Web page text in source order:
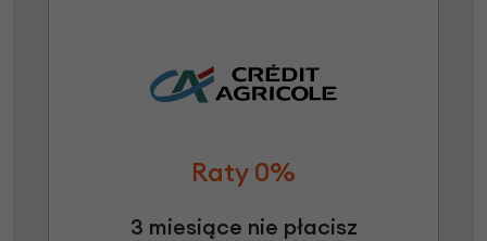
Raty 0%
3 miesiące nie płacisz